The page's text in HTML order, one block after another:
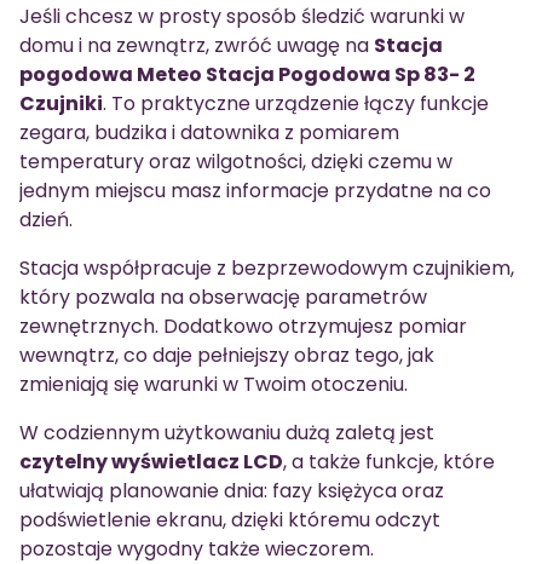
Jeśli chcesz w prosty sposób śledzić warunki w
domu i na zewnątrz, zwróć uwagę na Stacja
pogodowa Meteo Stacja Pogodowa Sp 83- 2
Czujniki. To praktyczne urządzenie łączy funkcje
zegara, budzika i datownika z pomiarem
temperatury oraz wilgotności, dzięki czemu w
jednym miejscu masz informacje przydatne na co
dzień.
Stacja współpracuje z bezprzewodowym czujnikiem,
który pozwala na obserwację parametrów
zewnętrznych. Dodatkowo otrzymujesz pomiar
wewnątrz, co daje pełniejszy obraz tego, jak
zmieniają się warunki w Twoim otoczeniu.
W codziennym użytkowaniu dużą zaletą jest
czytelny wyświetlacz LCD, a także funkcje, które
ułatwiają planowanie dnia: fazy księżyca oraz
podświetlenie ekranu, dzięki któremu odczyt
pozostaje wygodny także wieczorem.